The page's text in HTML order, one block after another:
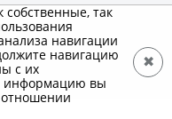
так
навигации
навигацию
с их
информацию вы
✖